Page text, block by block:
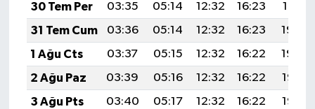
30 Tem Per
03:35 05:14 12:32 16:23
19:41
31 Tem Cum
03:36 05:14 12:32 16:23
19:40
1 Ağu Cts
03:37 05:15 12:32 16:22
19:39
2 Ağu Paz
03:39 05:16 12:32 16:22
19:38
3 Ağu Pts
03:40 05:17 12:32 16:22
19:37